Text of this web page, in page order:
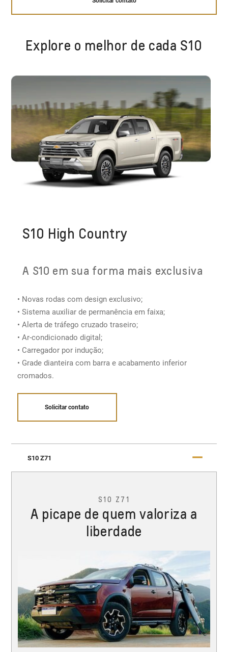
Explore o melhor de cada S10
S10 High Country
A S10 em sua forma mais exclusiva
• Novas rodas com design exclusivo;
• Sistema auxiliar de permanência em faixa;
• Alerta de tráfego cruzado traseiro;
• Ar-condicionado digital​;
• Carregador por indução;
• Grade dianteira com barra e acabamento inferior
cromados.
Solicitar contato
S10 Z71
S10 Z71
A picape de quem valoriza a
liberdade